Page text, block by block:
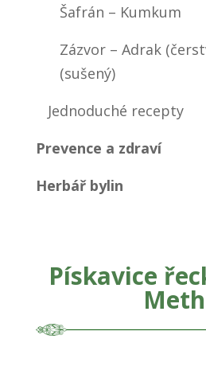
Šafrán – Kumkum
Zázvor – Adrak
(sušený)
Jednoduché recepty
Prevence a zdraví
Herbář bylin
Pískavice